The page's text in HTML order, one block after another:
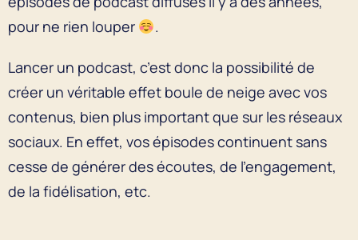
pour ne rien louper
.
Lancer un podcast, c’est donc la possibilité de
créer un véritable effet boule de neige avec vos
contenus, bien plus important que sur les réseaux
sociaux. En effet, vos épisodes continuent sans
cesse de générer des écoutes, de l’engagement,
de la fidélisation, etc.